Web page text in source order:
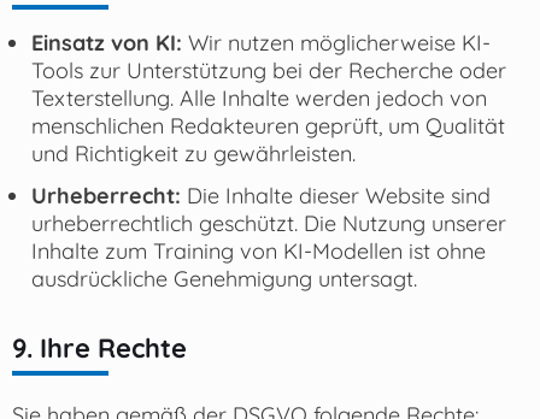
Einsatz von KI: Wir nutzen möglicherweise KI-
Tools zur Unterstützung bei der Recherche oder
Texterstellung. Alle Inhalte werden jedoch von
menschlichen Redakteuren geprüft, um Qualität
und Richtigkeit zu gewährleisten.
Urheberrecht: Die Inhalte dieser Website sind
urheberrechtlich geschützt. Die Nutzung unserer
Inhalte zum Training von KI-Modellen ist ohne
ausdrückliche Genehmigung untersagt.
9. Ihre Rechte
Sie haben gemäß der DSGVO folgende Rechte: